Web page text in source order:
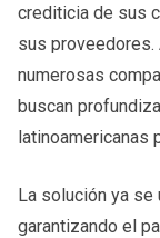
crediticia de sus
sus proveedores.
numerosas
buscan
latinoamericanas
La solución ya
garantizando el